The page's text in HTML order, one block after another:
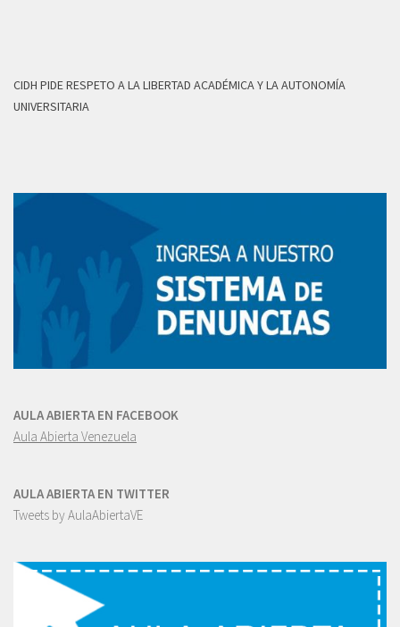
CIDH PIDE RESPETO A LA LIBERTAD ACADÉMICA Y LA AUTONOMÍA
UNIVERSITARIA
AULA ABIERTA EN FACEBOOK
Aula Abierta Venezuela
AULA ABIERTA EN TWITTER
Tweets by AulaAbiertaVE